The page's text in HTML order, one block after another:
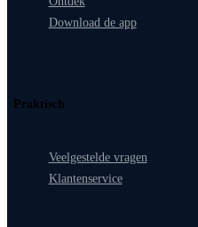
Download de app
Praktisch
Veelgestelde vragen
Klantenservice